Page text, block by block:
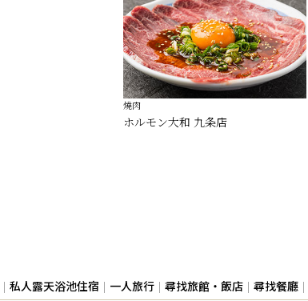
燒肉
ホルモン大和 九条店
私人露天浴池住宿 一人旅行 尋找旅館・飯店 尋找餐廳